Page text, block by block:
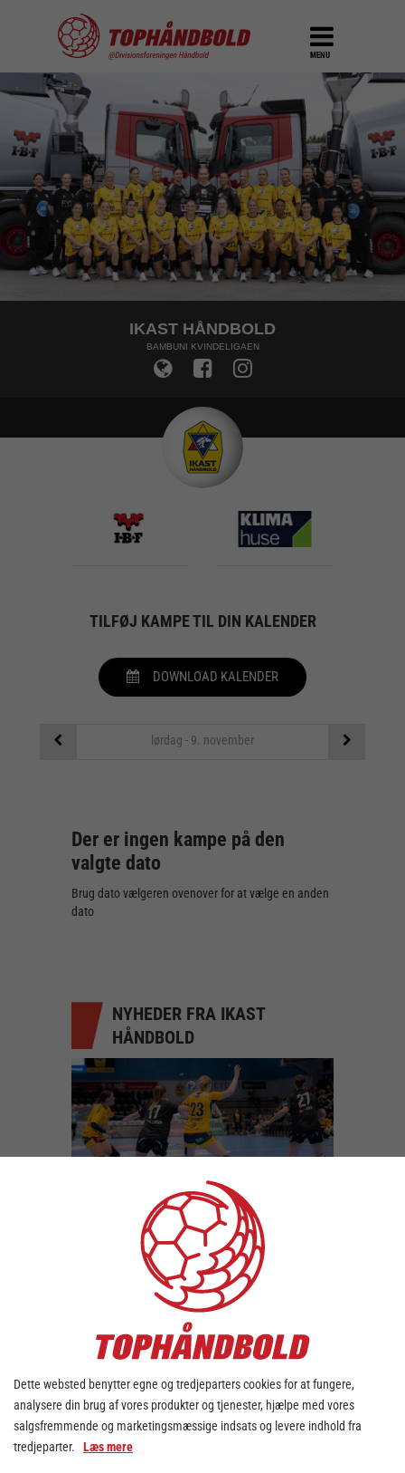
MENU
IKAST HÅNDBOLD
BAMBUNI KVINDELIGAEN
TILFØJ KAMPE TIL DIN KALENDER
DOWNLOAD KALENDER
lørdag - 9. november
Der er ingen kampe på den
valgte dato
Brug dato vælgeren ovenover for at vælge en anden
dato
NYHEDER FRA IKAST
HÅNDBOLD
Lina Lützhøft udlejes for
sæsonen 2026/27 til Boden
Handboll IF
21. jul. 2026
Dette websted benytter egne og tredjeparters cookies for at fungere,
analysere din brug af vores produkter og tjenester, hjælpe med vores
salgsfremmende og marketingsmæssige indsats og levere indhold fra
tredjeparter. Læs mere